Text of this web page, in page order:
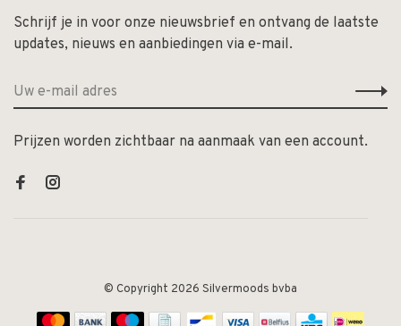
Schrijf je in voor onze nieuwsbrief en ontvang de laatste
updates, nieuws en aanbiedingen via e-mail.
Prijzen worden zichtbaar na aanmaak van een account.
© Copyright 2026 Silvermoods bvba